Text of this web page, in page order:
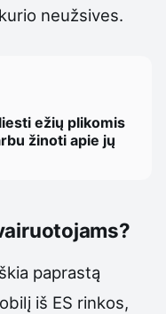
neužsives.
ežių plikomis
žinoti apie jų
paprastą
iš ES rinkos,